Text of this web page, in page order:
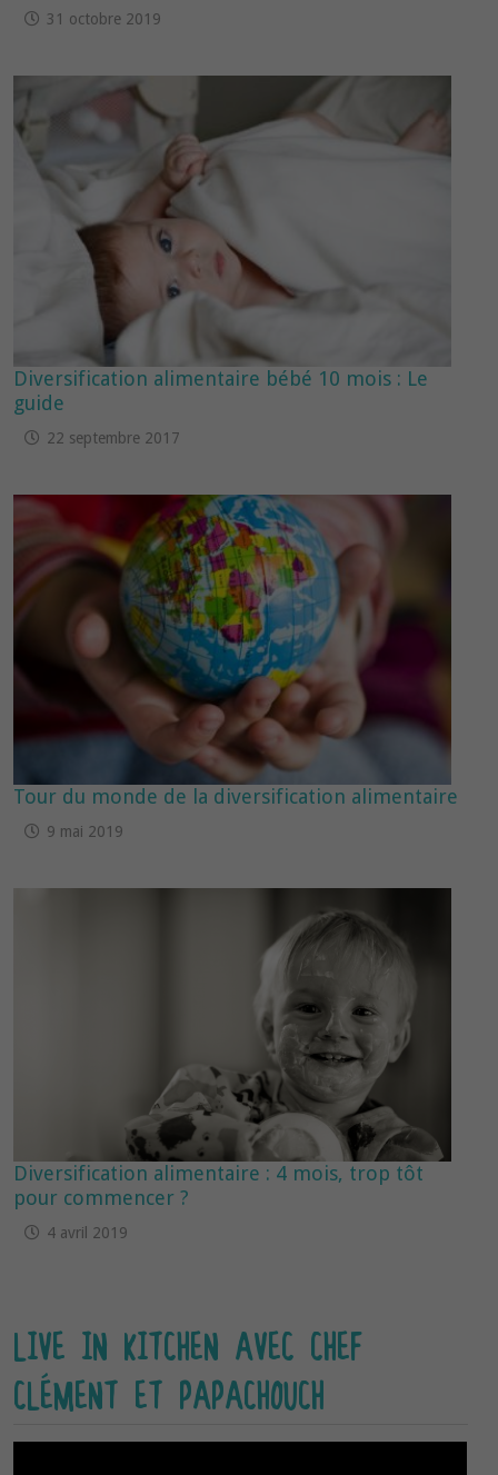
31 octobre 2019
Diversification alimentaire bébé 10 mois : Le
guide
22 septembre 2017
Tour du monde de la diversification alimentaire
9 mai 2019
Diversification alimentaire : 4 mois, trop tôt
pour commencer ?
4 avril 2019
LIVE IN KITCHEN AVEC CHEF
CLÉMENT ET PAPACHOUCH